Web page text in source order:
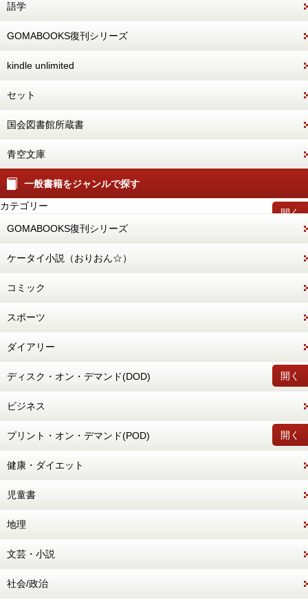
語学
GOMABOOKS復刊シリーズ
kindle unlimited
セット
国会図書館所蔵書
青空文庫
一般書籍をジャンルで探す
開く
カテゴリー
GOMABOOKS復刊シリーズ
ケータイ小説（おりおん☆）
コミック
スポーツ
ダイアリー
開く
ディスク・オン・デマンド(DOD)
ビジネス
開く
プリント・オン・デマンド(POD)
健康・ダイエット
児童書
地理
文芸・小説
社会/政治